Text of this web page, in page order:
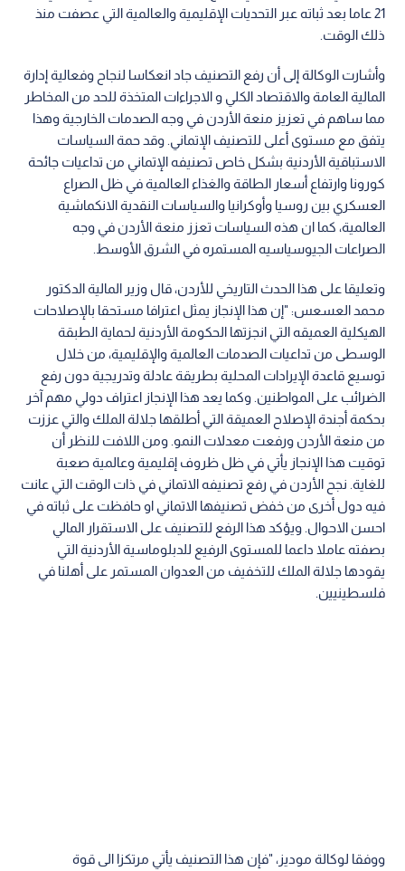
21 عاما بعد ثباته عبر التحديات الإقليمية والعالمية التي عصفت منذ
ذلك الوقت.
وأشارت الوكالة إلى أن رفع التصنيف جاد انعكاسا لنجاح وفعالية إدارة
المالية العامة والاقتصاد الكلي و الاجراءات المتخذة للحد من المخاطر
مما ساهم في تعزيز منعة الأردن في وجه الصدمات الخارجية وهذا
يتفق مع مستوى أعلى للتصنيف الإتماني. وقد حمة السياسات
الاستباقية الأردنية بشكل خاص تصنيفه الإتماني من تداعيات جائحة
كورونا وارتفاع أسعار الطاقة والغذاء العالمية في ظل الصراع
العسكري بين روسيا وأوكرانيا والسياسات النقدية الانكماشية
العالمية، كما ان هذه السياسات تعزز منعة الأردن في وجه
الصراعات الجيوسياسيه المستمره في الشرق الأوسط.
وتعليقا على هذا الحدث التاريخي للأردن، قال وزير المالية الدكتور
محمد العسعس: "إن هذا الإنجاز يمثل اعترافا مستحقا بالإصلاحات
الهيكلية العميقه التي انجزتها الحكومة الأردنية لحماية الطبقة
الوسطى من تداعيات الصدمات العالمية والإقليمية، من خلال
توسيع قاعدة الإيرادات المحلية بطريقة عادلة وتدريجية دون رفع
الضرائب على المواطنين. وكما يعد هذا الإنجاز اعتراف دولي مهم آخر
بحكمة أجندة الإصلاح العميقة التي أطلقها جلالة الملك والتي عززت
من منعة الأردن ورفعت معدلات النمو. ومن اللافت للنظر أن
توقيت هذا الإنجاز يأتي في ظل ظروف إقليمية وعالمية صعبة
للغاية. نجح الأردن في رفع تصنيفه الاتماني في ذات الوقت التي عانت
فيه دول أخرى من خفض تصنيفها الاتماني او حافظت على ثباته في
احسن الاحوال. ويؤكد هذا الرفع للتصنيف على الاستقرار المالي
بصفته عاملا داعما للمستوى الرفيع للدبلوماسية الأردنية التي
يقودها جلالة الملك للتخفيف من العدوان المستمر على أهلنا في
فلسطينيين.
ووفقا لوكالة موديز، "فإن هذا التصنيف يأتي مرتكزا الى قوة